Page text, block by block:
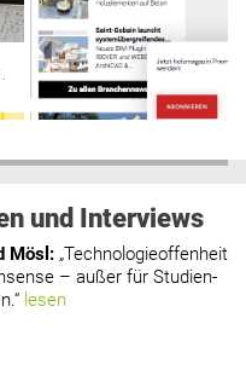
und Interviews
Mösl : „Technologieoffenheit
– außer für Studien-
lesen